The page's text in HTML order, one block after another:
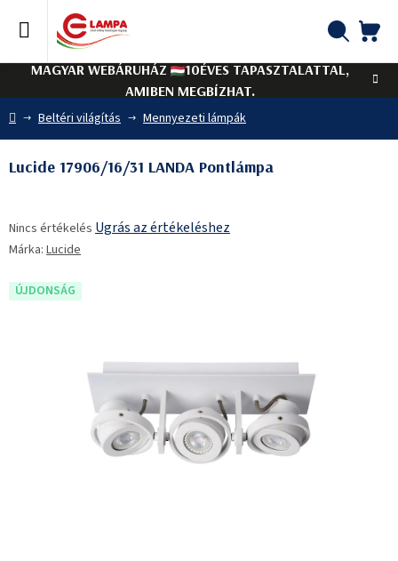
tartalomhoz
MAGYAR WEBÁRUHÁZ
10ÉVES TAPASZTALATTAL,
AMIBEN MEGBÍZHAT.
Kezdőlap
Beltéri világítás Mennyezeti lámpák
Lucide 17906/16/31 LANDA Pontlámpa
termék
átlagos
5-
Nincs értékelés Ugrás az értékeléshez
Márka: Lucide
ÚJDONSÁG